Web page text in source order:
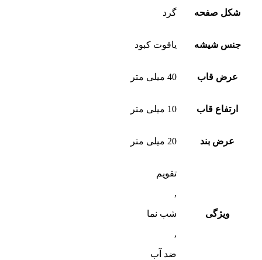
شکل صفحه گرد
جنس شیشه یاقوت کبود
عرض قاب 40 میلی متر
ارتفاع قاب 10 میلی متر
عرض بند 20 میلی متر
ویژگی
تقویم
,
شب‌ نما
,
ضد آب